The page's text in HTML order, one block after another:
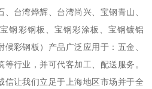
台湾烨辉、台湾尚兴、宝钢青山、
钢彩钢板、宝钢彩涂板、宝钢镀铝
彩钢板）产品广泛应用于：五金、
行业，并可代客加工、配送服务。
信让我们立足于上海地区市场并于全